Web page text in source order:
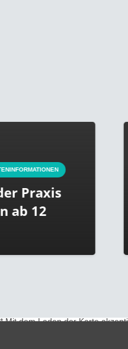
* Mit dem Laden der Karte